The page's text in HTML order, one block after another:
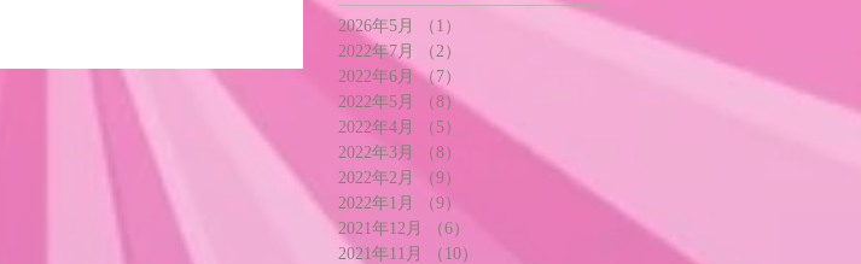
2026年5月 （1）
2022年7月
（2）
2022年6月 （7）
2022年5月
（8）8件の記事
2022年4月
（5）
5件の記事
2022年3月
（8）
8件の記事
2022年2月
（9）
2022年1月
（9）
2021年12月
（6）
2021年11月
（10）